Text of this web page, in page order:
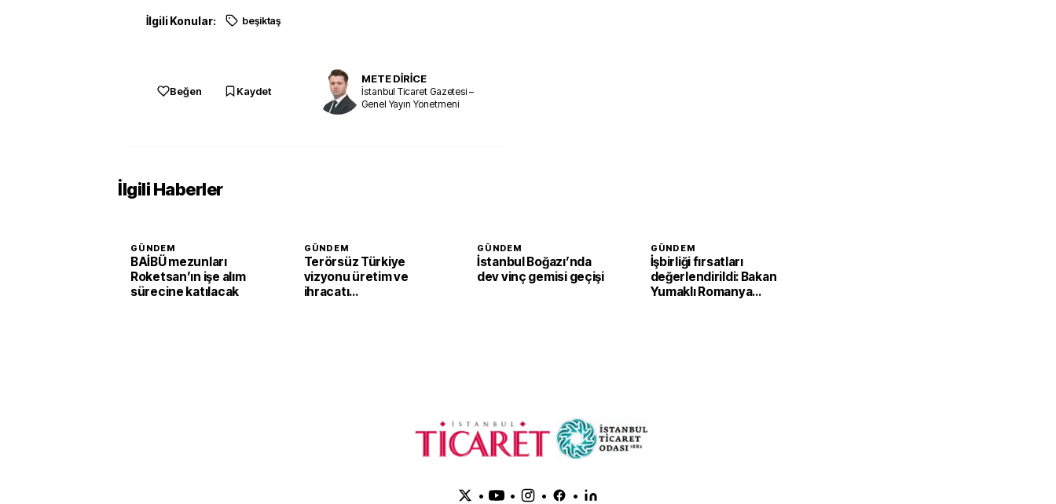
İlgili Konular: beşiktaş
Beğen Kaydet
METE DİRİCE
İstanbul Ticaret Gazetesi –
Genel Yayın Yönetmeni
İlgili Haberler
GÜNDEM
BAİBÜ mezunları
Roketsan’ın işe alım
sürecine katılacak
GÜNDEM
Terörsüz Türkiye
vizyonu üretim ve
ihracatı
GÜNDEM
İstanbul Boğazı’nda
dev vinç gemisi geçişi
GÜNDEM
İşbirliği fırsatları
değerlendirildi: Bakan
Yumaklı Romanya
• • • •